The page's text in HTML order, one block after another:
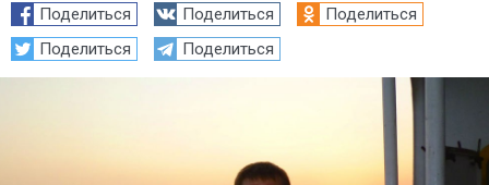
Поделиться Поделиться
Поделиться
Поделиться
Поделиться